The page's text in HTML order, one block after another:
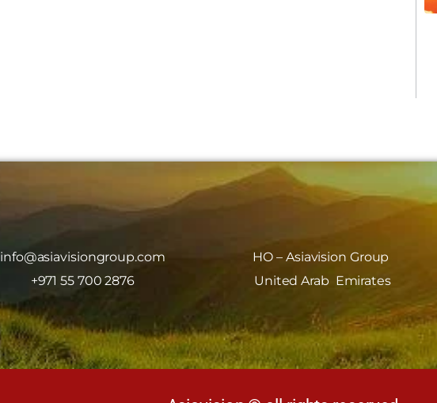
info@asiavisiongroup.com
+971 55 700 2876
HO – Asiavision Group
United Arab Emirates